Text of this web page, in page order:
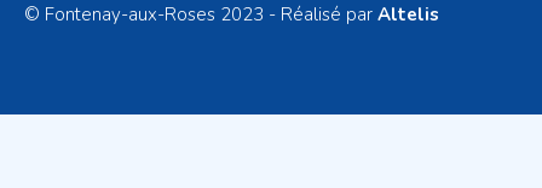
© Fontenay-aux-Roses 2023 - Réalisé par Altelis